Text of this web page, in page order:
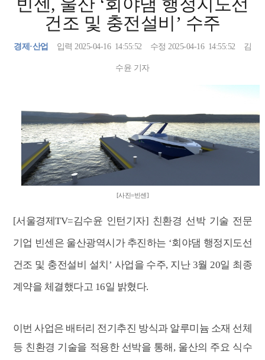
건조 및 충전설비’ 수주
경제·산업 입력 2025-04-16 14:55:52 수정 2025-04-16 14:55:52 김
수윤 기자
[사진=빈센]
[서울경제TV=김수윤 인턴기자] 친환경 선박 기술 전문
기업 빈센은 울산광역시가 추진하는 ‘회야댐 행정지도선
건조 및 충전설비 설치’ 사업을 수주, 지난 3월 20일 최종
계약을 체결했다고 16일 밝혔다.
이번 사업은 배터리 전기추진 방식과 알루미늄 소재 선체
등 친환경 기술을 적용한 선박을 통해, 울산의 주요 식수